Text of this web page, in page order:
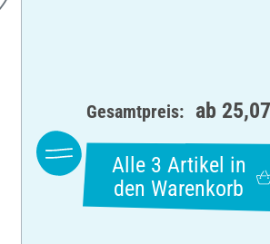
Gesamtpreis: ab
Alle 3 Artikel in
den Warenkorb